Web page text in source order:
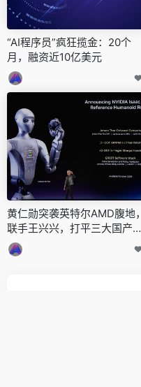
“AI程序员”疯狂揽金：20个
月，融资近10亿美元
黄仁勋突袭英特尔AMD腹地，
联手王兴兴，打平三大国产模
型